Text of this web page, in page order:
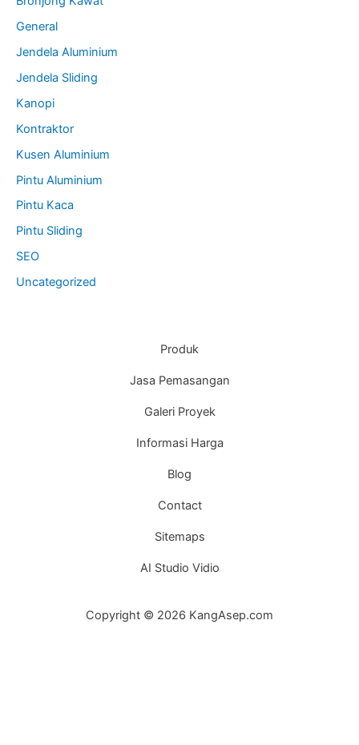
General
Jendela Aluminium
Jendela Sliding
Kanopi
Kontraktor
Kusen Aluminium
Pintu Aluminium
Pintu Kaca
Pintu Sliding
SEO
Uncategorized
Produk
Jasa Pemasangan
Galeri Proyek
Informasi Harga
Blog
Contact
Sitemaps
AI Studio Vidio
Copyright © 2026 KangAsep.com